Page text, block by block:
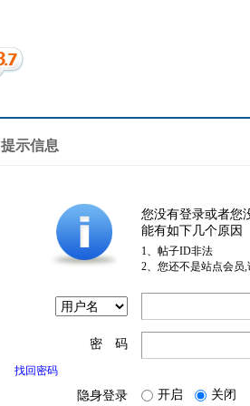
提示信息
您没有登录或者您
能有如下几个原因
1、帖子ID非法
2、您还不是站点会员
密 码
找回密码
隐身登录 开启 关闭